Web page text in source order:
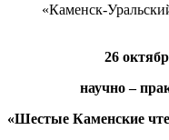
«Каменск-
26
научно –
«Шестые Каменские